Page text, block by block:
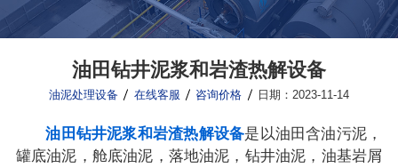
油田钻井泥浆和岩渣热解设备
油泥处理设备 在线客服 咨询价格 日期：2023-11-14
油田钻井泥浆和岩渣热解设备是以油田含油污泥，
罐底油泥，舱底油泥，落地油泥，钻井油泥，油基岩屑